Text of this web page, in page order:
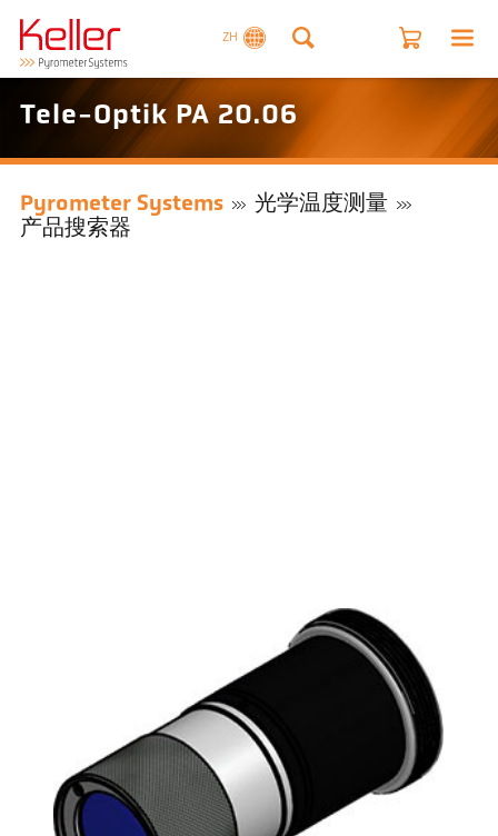
ZH
Tele-Optik PA 20.06
Pyrometer Systems
光学温度测量
产品搜索器